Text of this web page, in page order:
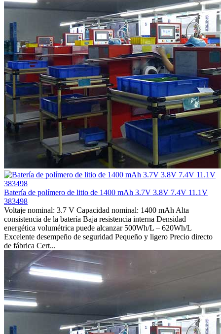
Batería de polímero de litio de 1400 mAh 3.7V 3.8V 7.4V 11.1V
383498
Voltaje nominal: 3.7 V Capacidad nominal: 1400 mAh Alta
consistencia de la batería Baja resistencia interna Densidad
energética volumétrica puede alcanzar 500Wh/L – 620Wh/L
Excelente desempeño de seguridad Pequeño y ligero Precio directo
de fábrica Cert...